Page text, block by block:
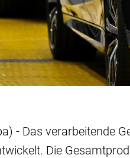
- Das verarbeitende
Die